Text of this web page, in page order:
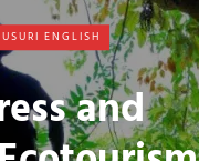
ENGLISH
and